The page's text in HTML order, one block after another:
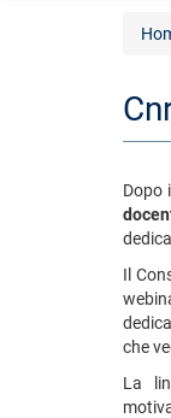
Dopo
Il
che
La